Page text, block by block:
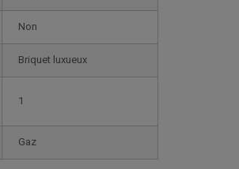
non
briquet luxueux
1
gaz